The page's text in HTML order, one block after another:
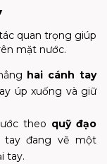
quan trọng giúp
mặt nước.
hai cánh tay
úp xuống và giữ
theo quỹ đạo
tay đang vẽ một
tay.